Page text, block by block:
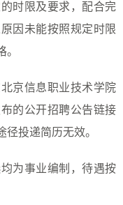
时限及要求，配合完
因未能按照规定时限
京信息职业技术学院
的公开招聘公告链接
投递简历无效。
为事业编制，待遇按